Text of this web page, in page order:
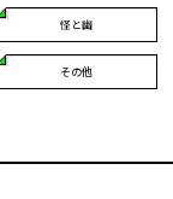
怪と幽
その他